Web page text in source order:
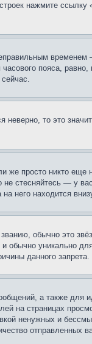
нажмите
пояса,
неверно, то это
же просто никто
стесняйтесь — у
него находится
обычно это
обычно уникально
данного запрета.
а также для
на страницах
ненужных и
отправленных